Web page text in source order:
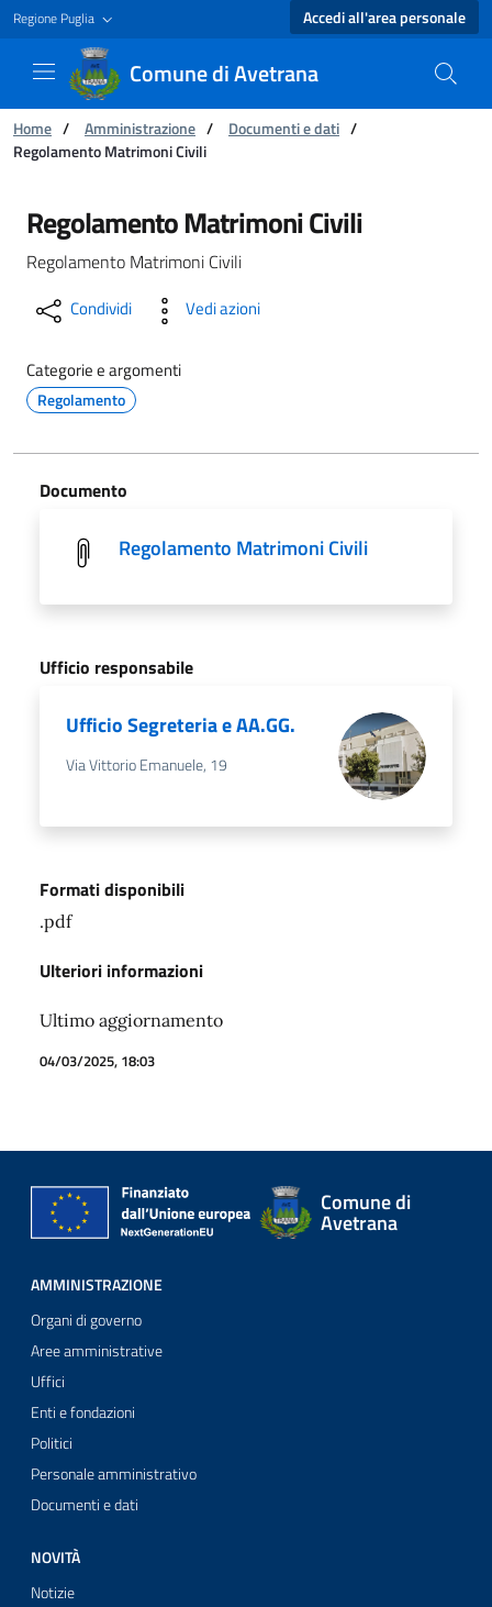
Regione Puglia Accedi all'area personale
Comune di Avetrana
Ti trovi in:
Home / Amministrazione / Documenti e dati /
Regolamento Matrimoni Civili
Regolamento Matrimoni Civili - Comune di
Regolamento Matrimoni Civili
Regolamento Matrimoni Civili
Condividi Vedi azioni
Categorie e argomenti
Regolamento
Documento
Regolamento Matrimoni Civili
Ufficio responsabile
Ufficio Segreteria e AA.GG.
Via Vittorio Emanuele, 19
Formati disponibili
.pdf
Ulteriori informazioni
Ultimo aggiornamento
04/03/2025, 18:03
Comune di
Avetrana
AMMINISTRAZIONE
Organi di governo
Aree amministrative
Uffici
Enti e fondazioni
Politici
Personale amministrativo
Documenti e dati
NOVITÀ
Notizie